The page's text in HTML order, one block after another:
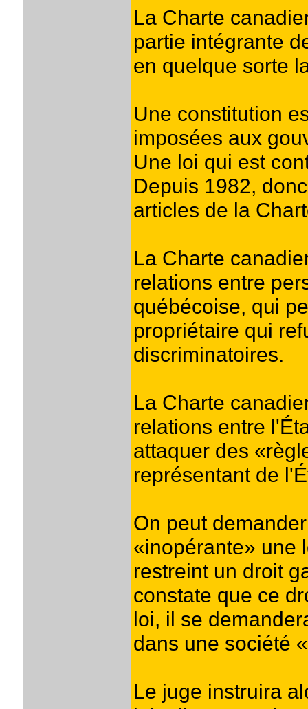
La Charte
partie intégrante
en quelque sorte
Une constitution
imposées aux
Une loi qui est
Depuis 1982,
articles de la
La Charte
relations entre
québécoise, qui
propriétaire qui
discriminatoires.
La Charte
relations entre
attaquer des
représentant de
On peut
«inopérante» une
restreint un droit
constate que ce
loi, il se
dans une société
Le juge instruira